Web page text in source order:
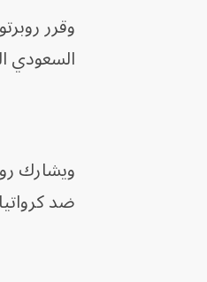
وقرر
السعودي
ويشارك
ضد